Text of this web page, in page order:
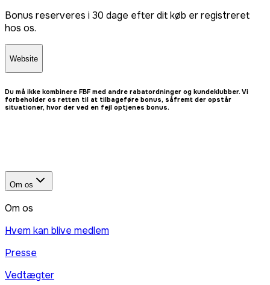
Bonus reserveres i 30 dage efter dit køb er registreret
hos os.
Website
Du må ikke kombinere FBF med andre rabatordninger og kundeklubber. Vi
forbeholder os retten til at tilbageføre bonus, såfremt der opstår
situationer, hvor der ved en fejl optjenes bonus.
Om os
Om os
Hvem kan blive medlem
Presse
Vedtægter